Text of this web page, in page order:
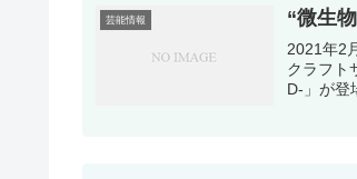
芸能情報 “微生
2021年2
クラフト
D-」が登